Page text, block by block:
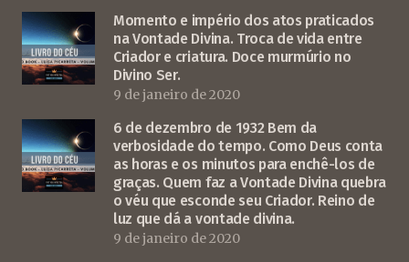
Momento e império dos atos praticados
na Vontade Divina. Troca de vida entre
Criador e criatura. Doce murmúrio no
Divino Ser.
9 de janeiro de 2020
6 de dezembro de 1932 Bem da
verbosidade do tempo. Como Deus conta
as horas e os minutos para enchê-los de
graças. Quem faz a Vontade Divina quebra
o véu que esconde seu Criador. Reino de
luz que dá a vontade divina.
9 de janeiro de 2020